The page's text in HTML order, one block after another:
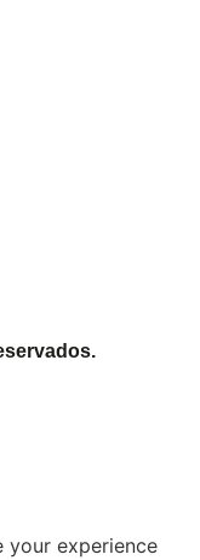
your experience